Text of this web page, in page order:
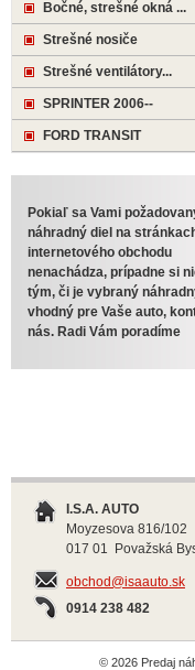
Bočné, strešné okná ...
Strešné nosiče
Strešné ventilátory...
SPRINTER 2006--
FORD TRANSIT
Pokiaľ sa Vami
náhradný diel na
internetového obchodu
nenachádza, prípadne si
tým, či je vybraný
vhodný pre Vaše auto,
nás. Radi Vám poradíme
I.S.A. AUTO
Moyzesova 816/102
017 01 Považská
obchod@isaauto.sk
0914 238 482
© 2026 Predaj